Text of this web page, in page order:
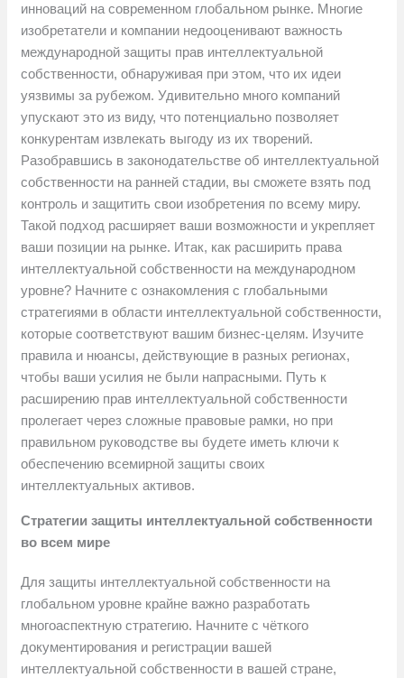
инноваций на современном глобальном рынке. Многие
изобретатели и компании недооценивают важность
международной защиты прав интеллектуальной
собственности, обнаруживая при этом, что их идеи
уязвимы за рубежом. Удивительно много компаний
упускают это из виду, что потенциально позволяет
конкурентам извлекать выгоду из их творений.
Разобравшись в законодательстве об интеллектуальной
собственности на ранней стадии, вы сможете взять под
контроль и защитить свои изобретения по всему миру.
Такой подход расширяет ваши возможности и укрепляет
ваши позиции на рынке. Итак, как расширить права
интеллектуальной собственности на международном
уровне? Начните с ознакомления с глобальными
стратегиями в области интеллектуальной собственности,
которые соответствуют вашим бизнес-целям. Изучите
правила и нюансы, действующие в разных регионах,
чтобы ваши усилия не были напрасными. Путь к
расширению прав интеллектуальной собственности
пролегает через сложные правовые рамки, но при
правильном руководстве вы будете иметь ключи к
обеспечению всемирной защиты своих
интеллектуальных активов.
Стратегии защиты интеллектуальной собственности
во всем мире
Для защиты интеллектуальной собственности на
глобальном уровне крайне важно разработать
многоаспектную стратегию. Начните с чёткого
документирования и регистрации вашей
интеллектуальной собственности в вашей стране,